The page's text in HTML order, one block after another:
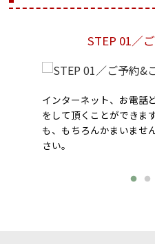
STEP 01／
インターネット、お電話
をして頂くことができま
も、もちろんかまいませ
さい。